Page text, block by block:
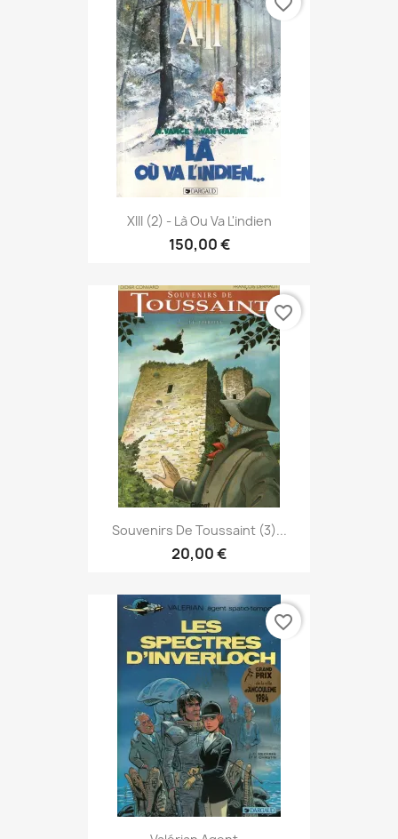
XIII (2) - Là Ou Va L'indien
150,00 €
Souvenirs De Toussaint (3)...
20,00 €
favorite_border
favorite_border